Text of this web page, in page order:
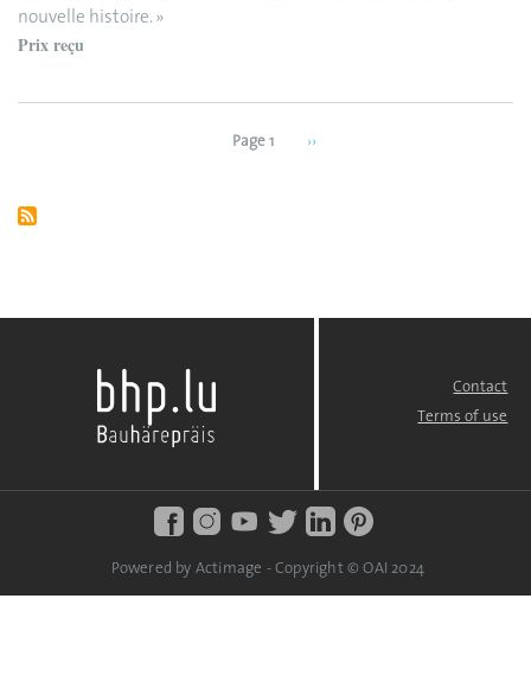
nouvelle histoire. »
Prix reçu
Page 1
Next
››
Contact
Terms of use
Powered by Actimage - Copyright © OAI 2024